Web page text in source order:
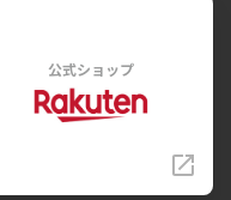
公式ショップ